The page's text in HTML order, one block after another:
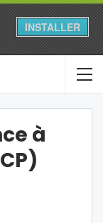
INSTALLER
à